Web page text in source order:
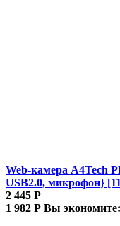
Web-камера A4Tech
USB2.0, микрофон}
2 445 Р
1 982 Р Вы экономите: